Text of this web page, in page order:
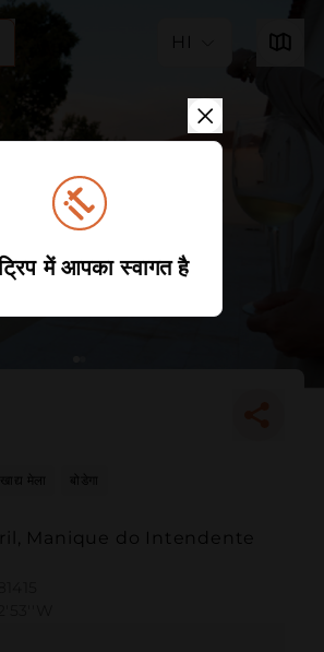
HI
खाद्य मेला बोडेगा
Manique do Intendente
में आपका स्वागत है